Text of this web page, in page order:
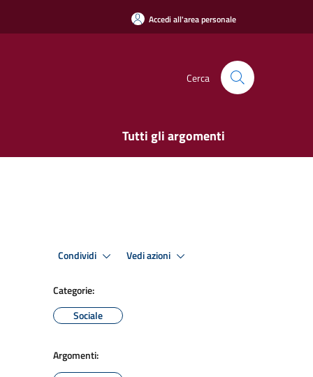
Accedi all'area personale
Cerca
Tutti gli argomenti
Condividi Vedi azioni
Categorie:
Sociale
Argomenti: